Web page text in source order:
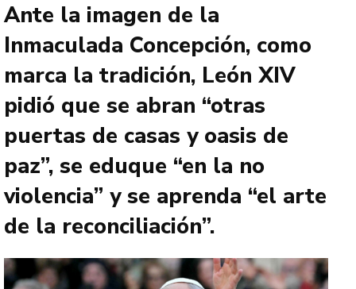
Ante la imagen de la
Inmaculada Concepción, como
marca la tradición, León XIV
pidió que se abran “otras
puertas de casas y oasis de
paz”, se eduque “en la no
violencia” y se aprenda “el arte
de la reconciliación”.